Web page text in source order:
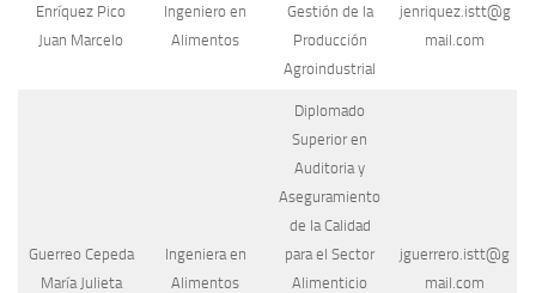
Enríquez Pico
Juan Marcelo
Ingeniero en
Alimentos
Gestión de la
Producción
Agroindustrial
jenriquez.istt@g
mail.com
Guerreo Cepeda
María Julieta
Ingeniera en
Alimentos
Diplomado
Superior en
Auditoria y
Aseguramiento
de la Calidad
para el Sector
Alimenticio
jguerrero.istt@g
mail.com